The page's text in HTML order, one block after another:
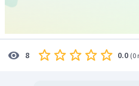
8 0.0 (0